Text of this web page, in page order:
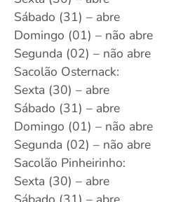
Sábado (31) – abre
Domingo (01) – não abre
Segunda (02) – não abre
Sacolão Osternack:
Sexta (30) – abre
Sábado (31) – abre
Domingo (01) – não abre
Segunda (02) – não abre
Sacolão Pinheirinho:
Sexta (30) – abre